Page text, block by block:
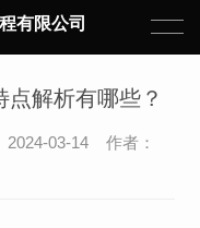
有限公司
解析有哪些？
03-14 作者：